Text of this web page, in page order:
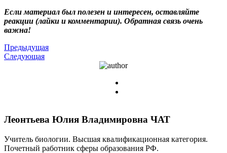
Если материал был полезен и интересен, оставляйте
реакции (лайки и комментарии). Обратная связь очень
важна!
Предыдущая
Следующая
Леонтьева Юлия Владимировна ЧАТ
Учитель биологии. Высшая квалификационная категория.
Почетный работник сферы образования РФ.